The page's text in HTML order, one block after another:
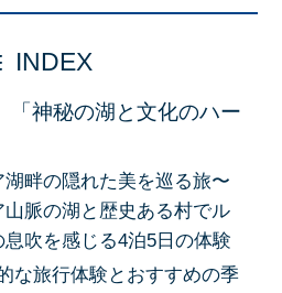
INDEX
「神秘の湖と文化のハー
湖畔の隠れた美を巡る旅〜
山脈の湖と歴史ある村でル
息吹を感じる4泊5日の体験
な旅行体験とおすすめの季